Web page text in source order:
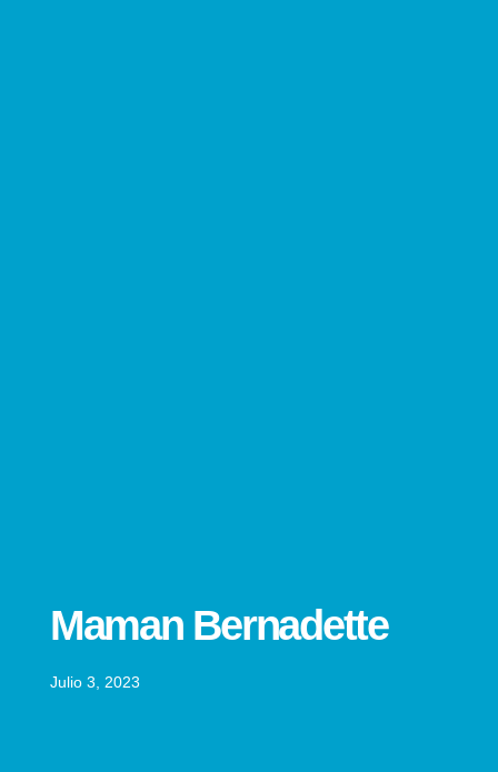
Maman Bernadette
Julio 3, 2023